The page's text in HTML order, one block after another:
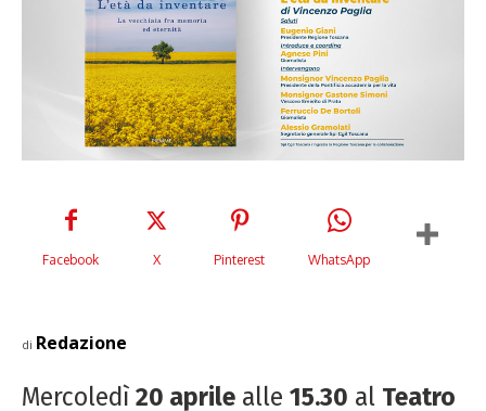
Facebook X Pinterest WhatsApp
di Redazione
Mercoledì 20 aprile alle 15.30 al Teatro